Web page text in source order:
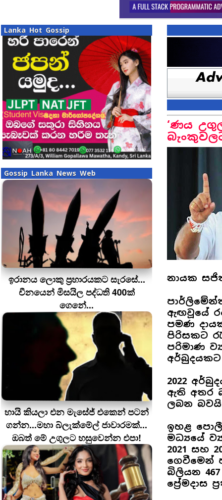
Lanka Hot Gossip
Gossip Lanka News Web
ඉරානය ලොකු ප‍්‍රහාරයකට සැරසේ...
චීනයෙන් මිසයිල පද්ධති 400ක්
ගෙනේ...
හායි කියලා එන මැසේජ් එකෙන් පටන්
ගන්න...මහා බ්ලැක්මේල් ජාවාරමක්...
ඔබත් මේ උගුලට හසුවෙන්න එපා!
‘ණය
නායක
ඇඟවූයේ
පමණ
පිරිසකට
පරිමාණ
2022
ඇති අතර
ලබන
ඉහළ පොලී
මධ්‍යයේ
2021 සහ
ගෙවීමෙන්
බිලියන
ප්‍රේමදාස